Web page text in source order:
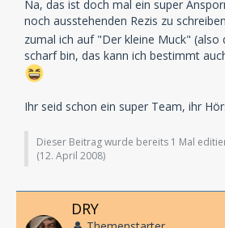
Na, das ist doch mal ein super
noch ausstehenden Rezis zu schreiben
zumal ich auf "Der kleine Muck" (also
scharf bin, das kann ich bestimmt
Ihr seid schon ein super Team, ihr
Dieser Beitrag wurde bereits 1 Mal
(12. April 2008)
DRY